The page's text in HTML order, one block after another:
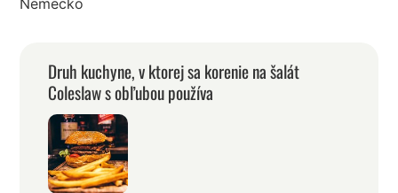
Nemecko
Druh kuchyne, v ktorej sa korenie na šalát
Coleslaw s obľubou používa